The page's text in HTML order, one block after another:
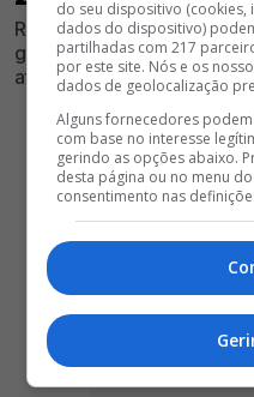
Rui Costa consegue um
garante a permanência
atleta que está há várias
do seu dispositivo
dados do dispositivo)
partilhadas com 217
por este site. Nós e os
dados de geolocalização
Alguns fornecedores
com base no interesse
gerindo as opções abaixo.
desta página ou no menu
consentimento nas